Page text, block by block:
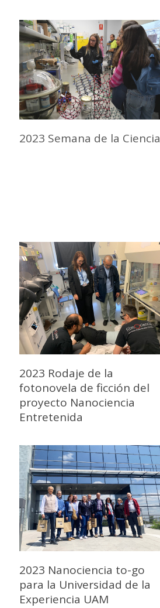
2023 Semana de la Ciencia
2023 Rodaje de la
fotonovela de ficción del
proyecto Nanociencia
Entretenida
2023 Nanociencia to-go
para la Universidad de la
Experiencia UAM